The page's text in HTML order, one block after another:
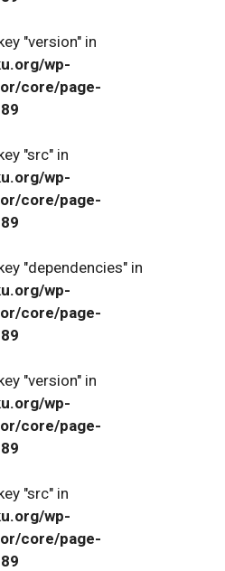
"version" in
wp-
core/page-
89
"src" in
wp-
core/page-
89
"dependencies" in
wp-
core/page-
89
"version" in
wp-
core/page-
89
"src" in
wp-
core/page-
89